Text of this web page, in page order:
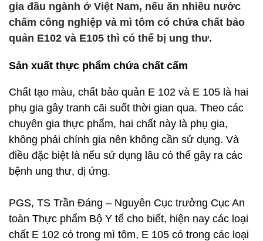
gia đầu ngành ở Việt Nam, nếu ăn nhiều nước
chấm công nghiệp và mì tôm có chứa chất bảo
quản E102 và E105 thì có thể bị ung thư.
Sản xuất thực phẩm chứa chất cấm
Chất tạo màu, chất bảo quản E 102 và E 105 là hai
phụ gia gây tranh cãi suốt thời gian qua. Theo các
chuyên gia thực phẩm, hai chất này là phụ gia,
không phải chính gia nên không cần sử dụng. Và
điều đặc biệt là nếu sử dụng lâu có thể gây ra các
bệnh ung thư, dị ứng.
PGS, TS Trần Đáng – Nguyên Cục trưởng Cục An
toàn Thực phẩm Bộ Y tế cho biết, hiện nay các loại
chất E 102 có trong mì tôm, E 105 có trong các loại